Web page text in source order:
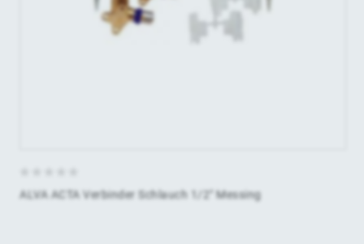
ALVA ACTA Verbinder Schlauch 1/2" Messing